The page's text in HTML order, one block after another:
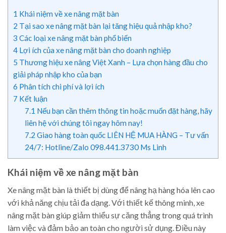
1 Khái niệm về xe nâng mặt bàn
2 Tại sao xe nâng mặt bàn lại tăng hiệu quả nhập kho?
3 Các loại xe nâng mặt bàn phổ biến
4 Lợi ích của xe nâng mặt bàn cho doanh nghiệp
5 Thương hiệu xe nâng Việt Xanh – Lựa chọn hàng đầu cho
giải pháp nhập kho của bạn
6 Phân tích chi phí và lợi ích
7 Kết luận
7.1 Nếu bạn cần thêm thông tin hoặc muốn đặt hàng, hãy
liên hệ với chúng tôi ngay hôm nay!
7.2 Giao hàng toàn quốc LIÊN HỆ MUA HÀNG – Tư vấn
24/7: Hotline/Zalo 098.441.3730 Ms Linh
Khái niệm về xe nâng mặt bàn
Xe nâng mặt bàn là thiết bị dùng để nâng hạ hàng hóa lên cao
với khả năng chịu tải đa dạng. Với thiết kế thông minh, xe
nâng mặt bàn giúp giảm thiểu sự căng thẳng trong quá trình
làm việc và đảm bảo an toàn cho người sử dụng. Điều này